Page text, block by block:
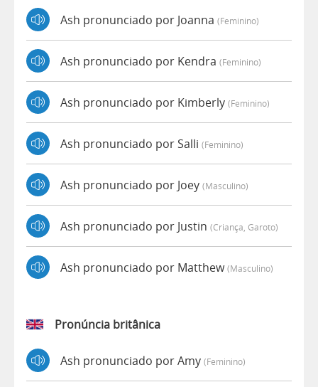
Ash pronunciado por Joanna (feminino)
Ash pronunciado por Kendra (feminino)
Ash pronunciado por Kimberly (feminino)
Ash pronunciado por Salli (feminino)
Ash pronunciado por Joey (masculino)
Ash pronunciado por Justin (criança, Garoto)
Ash pronunciado por Matthew(masculino)
Pronúncia britânica
Ash pronunciado por Amy (feminino)